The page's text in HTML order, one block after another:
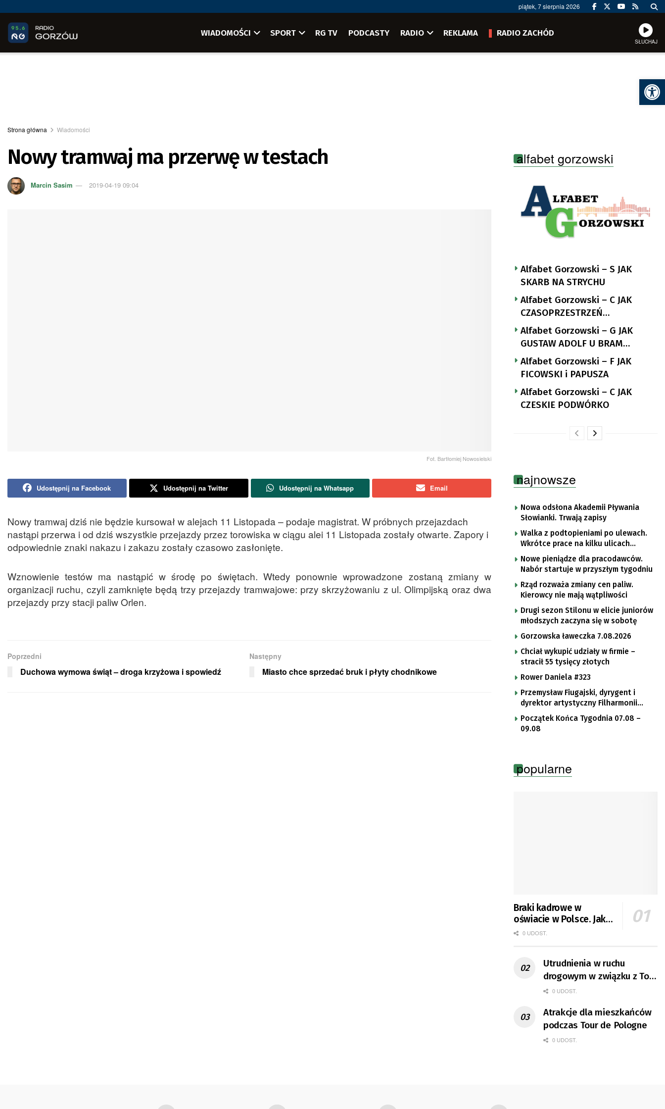
piątek, 7 sierpnia 2026
WIADOMOŚCI SPORT RG TV PODCASTY RADIO REKLAMA RADIO ZACHÓD
SŁUCHAJ
Strona główna Wiadomości
Nowy tramwaj ma przerwę w testach
Marcin Sasim 2019-04-19 09:04
Fot. Bartłomiej Nowosielski
Udostępnij na Facebook Udostępnij na Twitter Udostępnij na Whatsapp Email
Nowy tramwaj dziś nie będzie kursował w alejach 11 Listopada – podaje magistrat. W próbnych przejazdach
nastąpi przerwa i od dziś wszystkie przejazdy przez torowiska w ciągu alei 11 Listopada zostały otwarte. Zapory i
odpowiednie znaki nakazu i zakazu zostały czasowo zasłonięte.
Wznowienie testów ma nastąpić w środę po świętach. Wtedy ponownie wprowadzone zostaną zmiany w
organizacji ruchu, czyli zamknięte będą trzy przejazdy tramwajowe: przy skrzyżowaniu z ul. Olimpijską oraz dwa
przejazdy przy stacji paliw Orlen.
Poprzedni
Duchowa wymowa świąt – droga krzyżowa i spowiedź
Następny
Miasto chce sprzedać bruk i płyty chodnikowe
alfabet gorzowski
Alfabet Gorzowski – S JAK
SKARB NA STRYCHU
Alfabet Gorzowski – C JAK
CZASOPRZESTRZEŃ
NUTTGENSA
Alfabet Gorzowski – G JAK
GUSTAW ADOLF U BRAM
LANDSBERGA
Alfabet Gorzowski – F JAK
FICOWSKI i PAPUSZA
Alfabet Gorzowski – C JAK
CZESKIE PODWÓRKO
najnowsze
Nowa odsłona Akademii Pływania
Słowianki. Trwają zapisy
Walka z podtopieniami po ulewach.
Wkrótce prace na kilku ulicach
Gorzowa
Nowe pieniądze dla pracodawców.
Nabór startuje w przyszłym tygodniu
Rząd rozważa zmiany cen paliw.
Kierowcy nie mają wątpliwości
Drugi sezon Stilonu w elicie juniorów
młodszych zaczyna się w sobotę
Gorzowska ławeczka 7.08.2026
Chciał wykupić udziały w firmie –
stracił 55 tysięcy złotych
Rower Daniela #323
Przemysław Fiugajski, dyrygent i
dyrektor artystyczny Filharmonii
Gorzowskiej
Początek Końca Tygodnia 07.08 –
09.08
popularne
Braki kadrowe w
oświacie w Polsce. Jak
jest w Gorzowie?
0 UDOST.
Utrudnienia w ruchu
drogowym w związku z Tour
de Pologne
0 UDOST.
Atrakcje dla mieszkańców
podczas Tour de Pologne
0 UDOST.